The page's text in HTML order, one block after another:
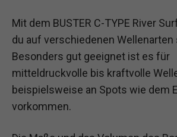
Mit dem BUSTER C-TYPE River
du auf verschiedenen Wellenarten
Besonders gut geeignet ist es für
mitteldruckvolle bis kraftvolle
beispielsweise an Spots wie dem
vorkommen.